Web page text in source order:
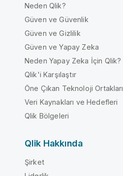
Neden Qlik?
Güven ve Güvenlik
Güven ve Gizlilik
Güven ve Yapay Zeka
Neden Yapay Zeka İçin Qlik?
Qlik'i Karşılaştır
Öne Çıkan Teknoloji Ortakları
Veri Kaynakları ve Hedefleri
Qlik Bölgeleri
Qlik Hakkında
Şirket